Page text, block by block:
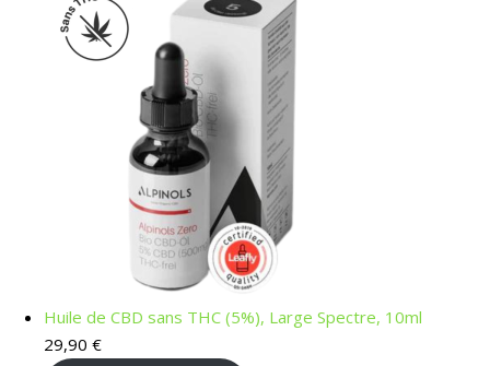
Huile de CBD sans THC (5%), Large Spectre, 10ml
29,90 €